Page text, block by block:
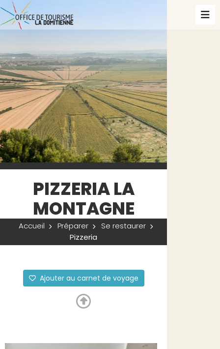
PIZZERIA LA
MONTAGNE
Accueil Préparer
Se restaurer
Pizzeria
Ajouter au carnet de voyage